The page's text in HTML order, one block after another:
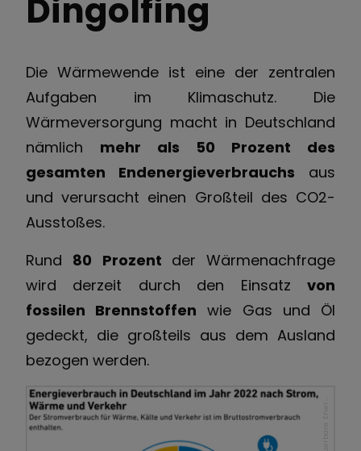
Dingolfing
Die Wärmewende ist eine der zentralen
Aufgaben im Klimaschutz. Die
Wärmeversorgung macht in Deutschland
nämlich mehr als 50 Prozent des
gesamten Endenergieverbrauchs aus
und verursacht einen Großteil des CO2-
Ausstoßes.
Rund 80 Prozent der Wärmenachfrage
wird derzeit durch den Einsatz von
fossilen Brennstoffen wie Gas und Öl
gedeckt, die großteils aus dem Ausland
bezogen werden.